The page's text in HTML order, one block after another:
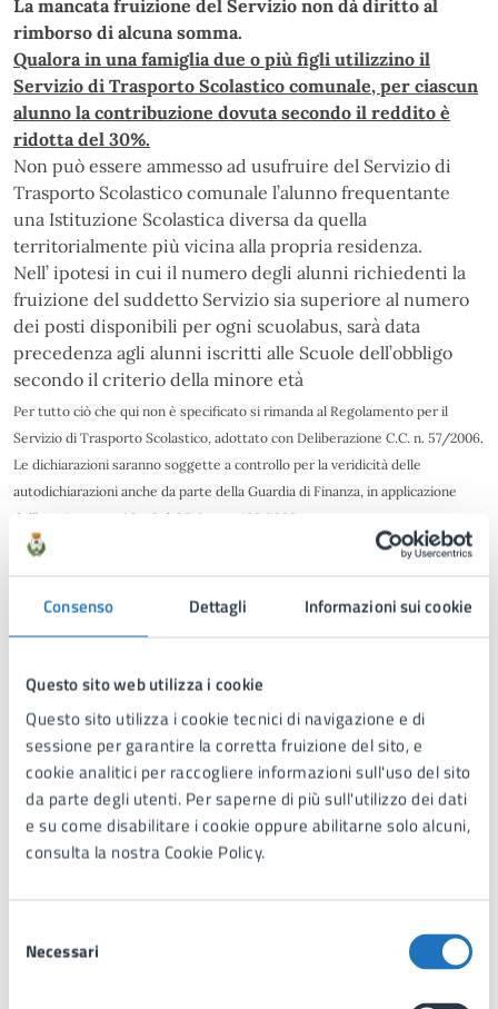
Consenso Dettagli Informazioni sui cookie
Questo sito web utilizza i cookie
Questo sito utilizza i cookie tecnici di navigazione e di
sessione per garantire la corretta fruizione del sito, e
cookie analitici per raccogliere informazioni sull'uso del sito
da parte degli utenti. Per saperne di più sull'utilizzo dei dati
e su come disabilitare i cookie oppure abilitarne solo alcuni,
consulta la nostra Cookie Policy.
delNecessari
La mancata fruizione del Servizio non dà diritto al
rimborso di alcuna somma.
Qualora in una famiglia due o più figli utilizzino il
Servizio di Trasporto Scolastico comunale, per ciascun
alunno la contribuzione dovuta secondo il reddito è
ridotta del 30%.
Non può essere ammesso ad usufruire del Servizio di
Trasporto Scolastico comunale l’alunno frequentante
una Istituzione Scolastica diversa da quella
territorialmente più vicina alla propria residenza.
Nell’ ipotesi in cui il numero degli alunni richiedenti la
fruizione del suddetto Servizio sia superiore al numero
dei posti disponibili per ogni scuolabus, sarà data
precedenza agli alunni iscritti alle Scuole dell’obbligo
secondo il criterio della minore età
Per tutto ciò che qui non è specificato si rimanda al Regolamento per il
Servizio di Trasporto Scolastico, adottato con Deliberazione C.C. n. 57/2006.
Le dichiarazioni saranno soggette a controllo per la veridicità delle
autodichiarazioni anche da parte della Guardia di Finanza, in applicazione
dell’art. 4 – commi 2 e 8 del D.Lgs. n. 109/1998.
MODALITA DI PAGAMENTO DEL SERVIZIO DI
Amministrazioni devono essere effettuati attraverso il
correzione del Codice dell'Amministrazione Digitale-
art.65 comma 2).
Tale sistema consente ai cittadini di pagare in modalità'
elettronica i servizi della Pubblica Amministrazione e
garantisce al cittadino sicurezza e affidabilità nei
pagamenti, semplicità nella scelta delle modalità di
pagamenti e trasparenza nei costi di commissione.
Maggiori infosaranno pubblicate sul sito istituzionale
pagamenti relativi all'A.S. 2025/2026. In caso contrario